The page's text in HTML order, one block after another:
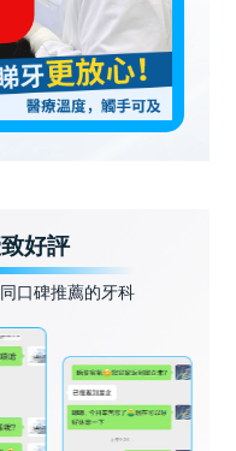
好評
口碑推薦的牙科